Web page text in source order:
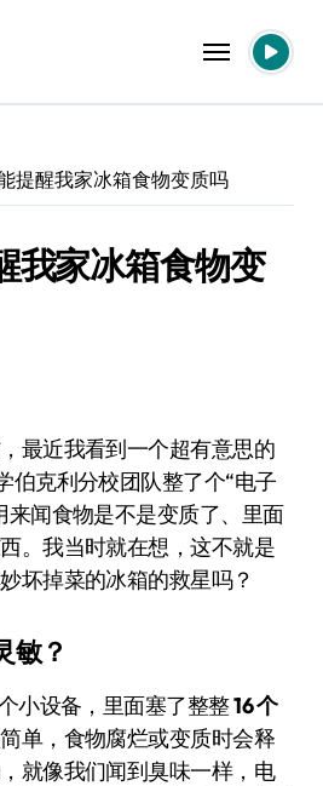
提醒我家冰箱食物变质吗
我家冰箱食物变
克利分校团队整了个“电子
来闻食物是不是变质了、里面
。我当时就在想，这不就是
坏掉菜的冰箱的救星吗？
敏？
小设备，里面塞了整整16 个
单，食物腐烂或变质时会释
就像我们闻到臭味一样，电